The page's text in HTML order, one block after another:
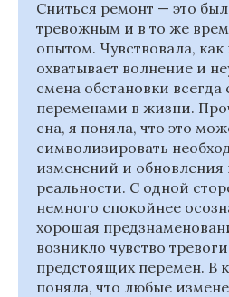
Сниться ремонт — это
тревожным и в то же
опытом. Чувствовала, как
охватывает волнение и
смена обстановки всегда
переменами в жизни.
сна, я поняла, что это
символизировать
изменений и обновления
реальности. С одной
немного спокойнее
хорошая
возникло чувство
предстоящих перемен. В
поняла, что любые